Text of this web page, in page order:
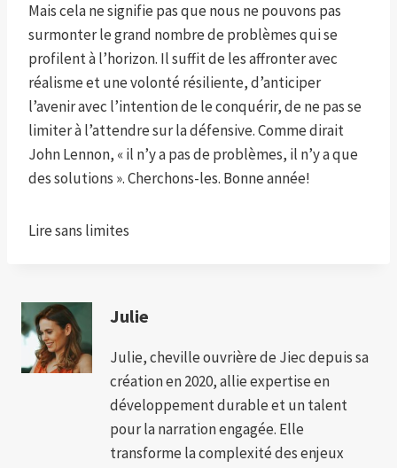
Mais cela ne signifie pas que nous ne pouvons pas
surmonter le grand nombre de problèmes qui se
profilent à l’horizon. Il suffit de les affronter avec
réalisme et une volonté résiliente, d’anticiper
l’avenir avec l’intention de le conquérir, de ne pas se
limiter à l’attendre sur la défensive. Comme dirait
John Lennon, « il n’y a pas de problèmes, il n’y a que
des solutions ». Cherchons-les. Bonne année!
Lire sans limites
Julie
Julie, cheville ouvrière de Jiec depuis sa
création en 2020, allie expertise en
développement durable et un talent
pour la narration engagée. Elle
transforme la complexité des enjeux